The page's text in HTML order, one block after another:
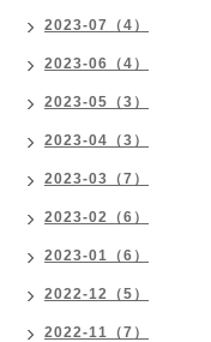
2023-07（4）
2023-06（4）
2023-05（3）
2023-04（3）
2023-03（7）
2023-02（6）
2023-01（6）
2022-12（5）
2022-11（7）